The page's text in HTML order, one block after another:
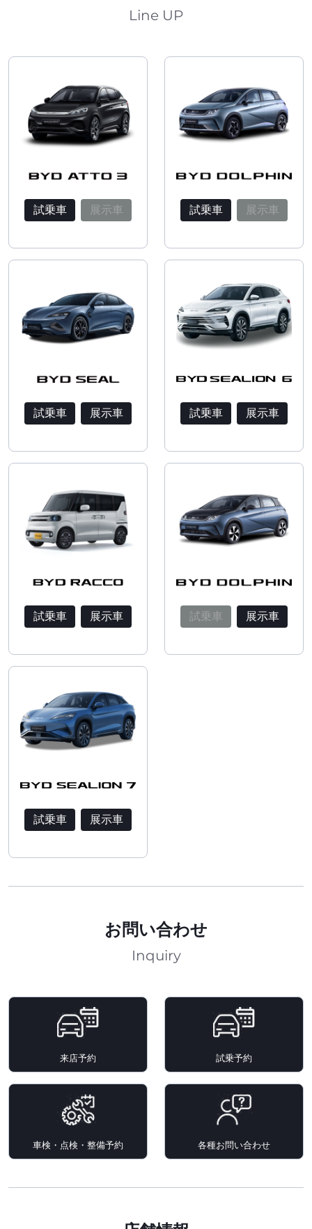
Line UP
試乗車 展示車 試乗車 展示車
試乗車 展示車 試乗車 展示車
試乗車 展示車 試乗車 展示車
試乗車 展示車
お問い合わせ
Inquiry
来店予約 試乗予約
車検・点検・整備予約 各種お問い合わせ